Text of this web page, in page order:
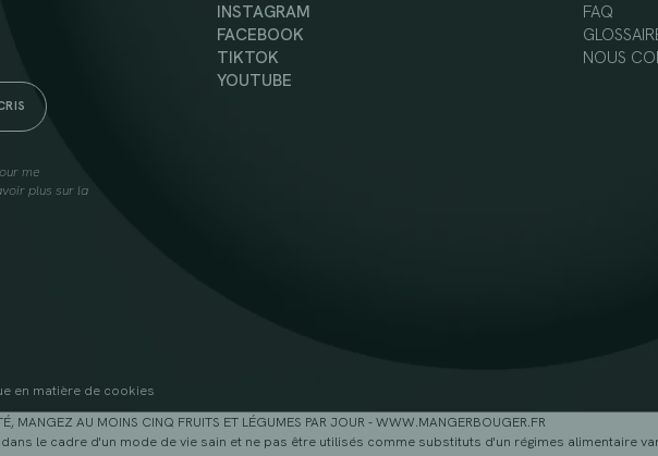
me
plus sur la
INSTAGRAM
FACEBOOK
TIKTOK
YOUTUBE
FAQ
NOUS
en matière de cookies
MANGEZ AU MOINS CINQ FRUITS ET LÉGUMES PAR JOUR - WWW.MANGERBOUGER.FR
le cadre d'un mode de vie sain et ne pas être utilisés comme substituts d'un régimes alimentaire